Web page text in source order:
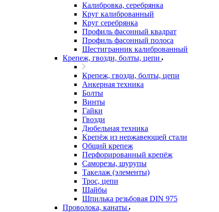
Калибровка, серебрянка
Круг калиброванный
Круг серебрянка
Профиль фасонный квадрат
Профиль фасонный полоса
Шестигранник калиброванный
Крепеж, гвозди, болты, цепи
Крепеж, гвозди, болты, цепи
Анкерная техника
Болты
Винты
Гайки
Гвозди
Дюбельная техника
Крепёж из нержавеющей стали
Общий крепеж
Перфорированный крепёж
Саморезы, шурупы
Такелаж (элементы)
Трос, цепи
Шайбы
Шпилька резьбовая DIN 975
Проволока, канаты